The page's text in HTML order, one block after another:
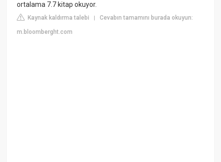
ortalama 7.7 kitap okuyor.
Kaynak kaldırma talebi |Cevabın tamamını burada okuyun:
m.bloomberght.com